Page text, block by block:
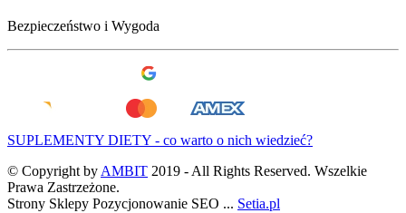
Bezpieczeństwo i Wygoda
SUPLEMENTY DIETY - co warto o nich wiedzieć?
© Copyright by AMBIT 2019 - All Rights Reserved. Wszelkie
Prawa Zastrzeżone.
Strony Sklepy Pozycjonowanie SEO ... Setia.pl